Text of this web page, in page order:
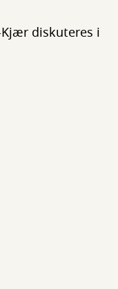
diskuteres i